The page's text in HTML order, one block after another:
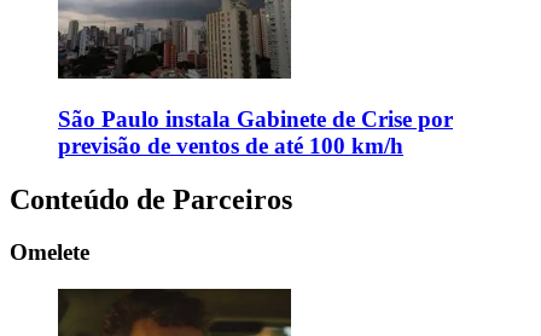
São Paulo instala Gabinete de Crise por
previsão de ventos de até 100 km/h
Conteúdo de Parceiros
Omelete